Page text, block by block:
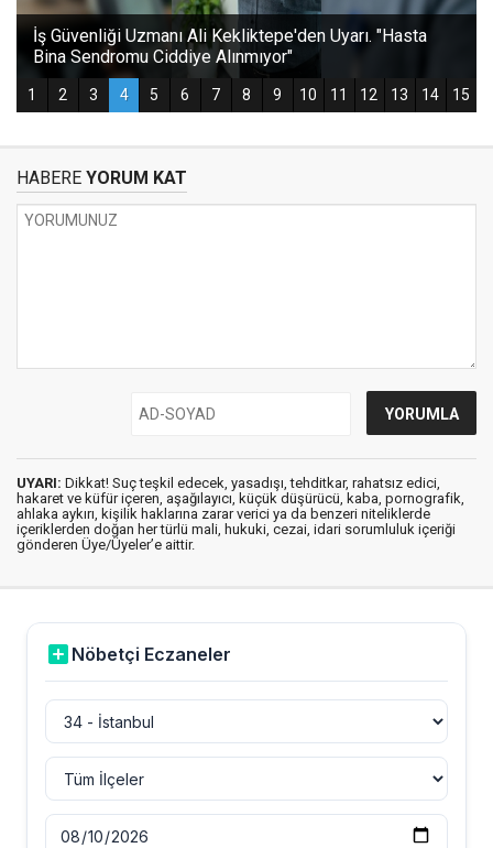
HABERE YORUM KAT
UYARI: Dikkat! Suç teşkil edecek, yasadışı, tehditkar, rahatsız edici,
hakaret ve küfür içeren, aşağılayıcı, küçük düşürücü, kaba, pornografik,
ahlaka aykırı, kişilik haklarına zarar verici ya da benzeri niteliklerde
içeriklerden doğan her türlü mali, hukuki, cezai, idari sorumluluk içeriği
gönderen Üye/Üyeler’e aittir.